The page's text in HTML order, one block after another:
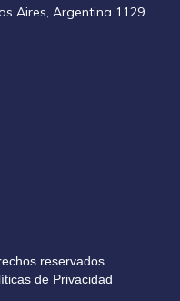
Aires, Argentina 1129
reservados
de Privacidad